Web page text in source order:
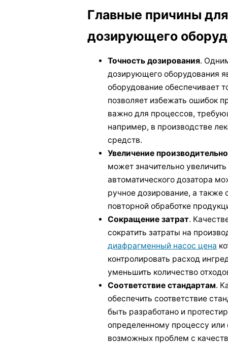
Главные причины
дозирующего
Точность дозирования.
дозирующего оборудования
оборудование обеспечивает
позволяет избежать ошибок
важно для процессов,
например, в производстве
средств.
Увеличение
может значительно
автоматического дозатора
ручное дозирование, а также
повторной обработке
Сокращение затрат.
сократить затраты на
диафрагменный насос цена
контролировать расход
уменьшить количество
Соответствие стандартам.
обеспечить соответствие
быть разработано и
определенному процессу
возможных проблем с